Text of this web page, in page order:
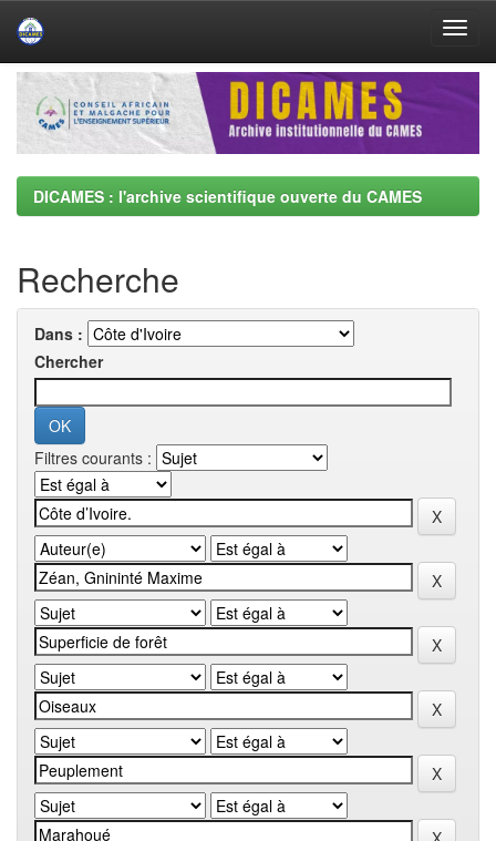
Skip
navigation
DICAMES : l'archive scientifique ouverte du CAMES
Recherche
Dans :
Chercher
Filtres courants :